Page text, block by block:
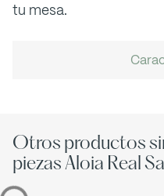
tu mesa.
Otros productos
piezas Aloia Real